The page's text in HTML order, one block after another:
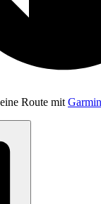
Route mit